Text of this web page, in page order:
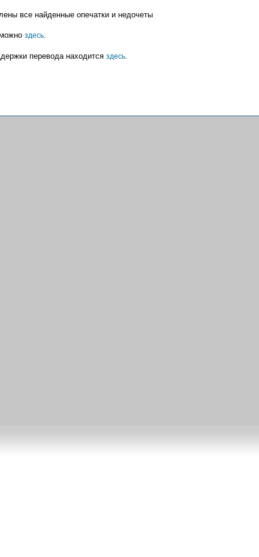
все найденные опечатки и недочеты
здесь.
перевода находится здесь